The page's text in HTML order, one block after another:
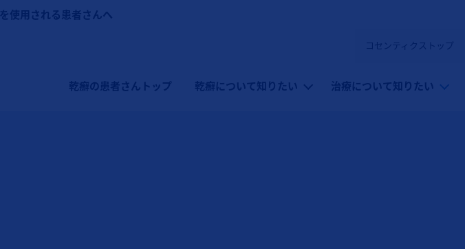
メインコンテンツに移動
を使用される患者さんへ
コセンティクストップ
乾癬の患者さんトップ 乾癬について知りたい 治療について知りたい